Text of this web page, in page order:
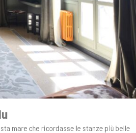
mare che ricordasse le stanze più belle